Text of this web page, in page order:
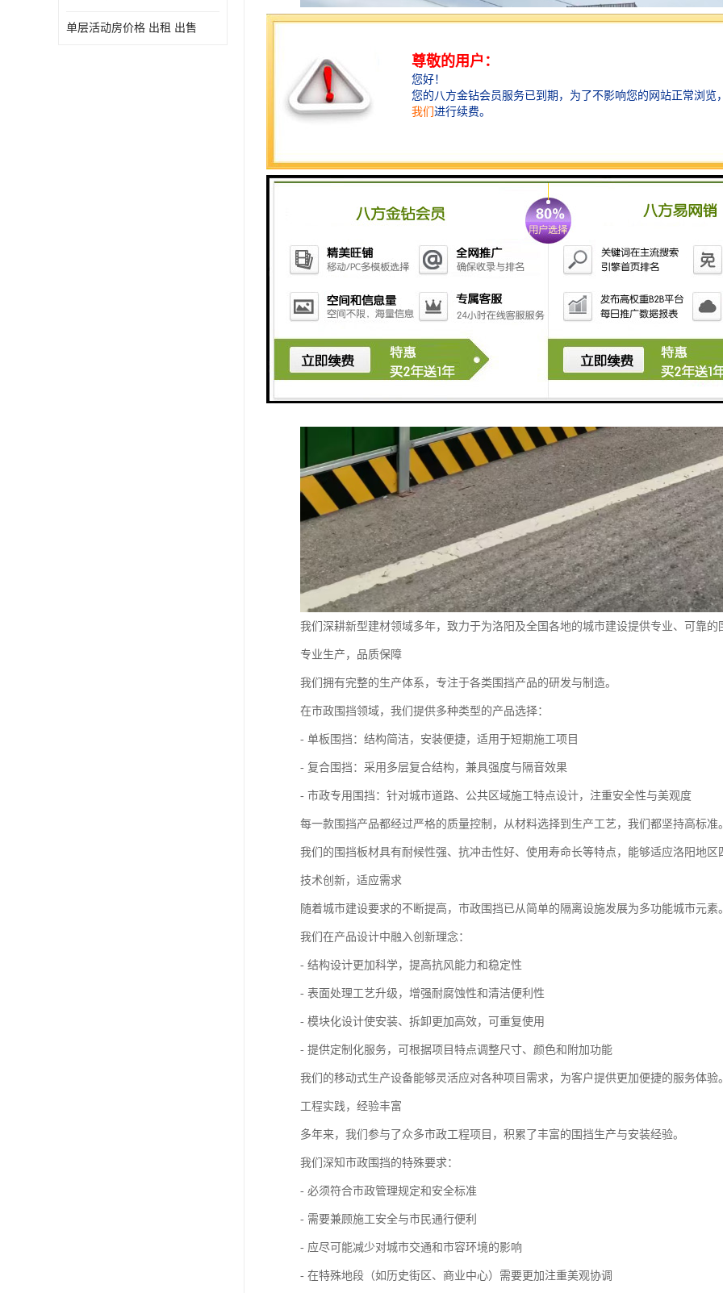
单层活动房价格 出租 出售
我们深耕新型建材领域多年，致力于为洛阳及全国各地的城市建设提供专业、可靠的
专业生产，品质保障
我们拥有完整的生产体系，专注于各类围挡产品的研发与制造。
在市政围挡领域，我们提供多种类型的产品选择：
- 单板围挡：结构简洁，安装便捷，适用于短期施工项目
- 复合围挡：采用多层复合结构，兼具强度与隔音效果
- 市政专用围挡：针对城市道路、公共区域施工特点设计，注重安全性与美观度
每一款围挡产品都经过严格的质量控制，从材料选择到生产工艺，我们都坚持高标准
我们的围挡板材具有耐候性强、抗冲击性好、使用寿命长等特点，能够适应洛阳地区
技术创新，适应需求
随着城市建设要求的不断提高，市政围挡已从简单的隔离设施发展为多功能城市元素
我们在产品设计中融入创新理念：
- 结构设计更加科学，提高抗风能力和稳定性
- 表面处理工艺升级，增强耐腐蚀性和清洁便利性
- 模块化设计使安装、拆卸更加高效，可重复使用
- 提供定制化服务，可根据项目特点调整尺寸、颜色和附加功能
我们的移动式生产设备能够灵活应对各种项目需求，为客户提供更加便捷的服务体验
工程实践，经验丰富
多年来，我们参与了众多市政工程项目，积累了丰富的围挡生产与安装经验。
我们深知市政围挡的特殊要求：
- 必须符合市政管理规定和安全标准
- 需要兼顾施工安全与市民通行便利
- 应尽可能减少对城市交通和市容环境的影响
- 在特殊地段（如历史街区、商业中心）需要更加注重美观协调